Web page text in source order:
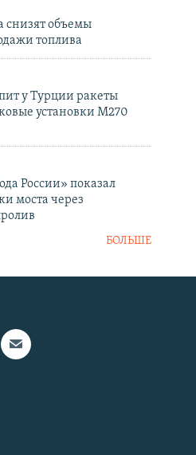
снизят объемы
топлива
у Турции ракеты
установки M270
России» показал
моста через
БОЛЬШЕ